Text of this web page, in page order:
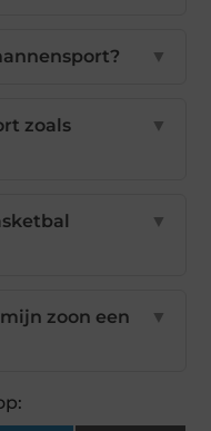
▼
zoals
▼
▼
zoon een
▼